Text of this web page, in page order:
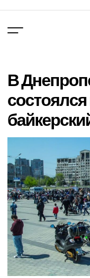
вмісту
В